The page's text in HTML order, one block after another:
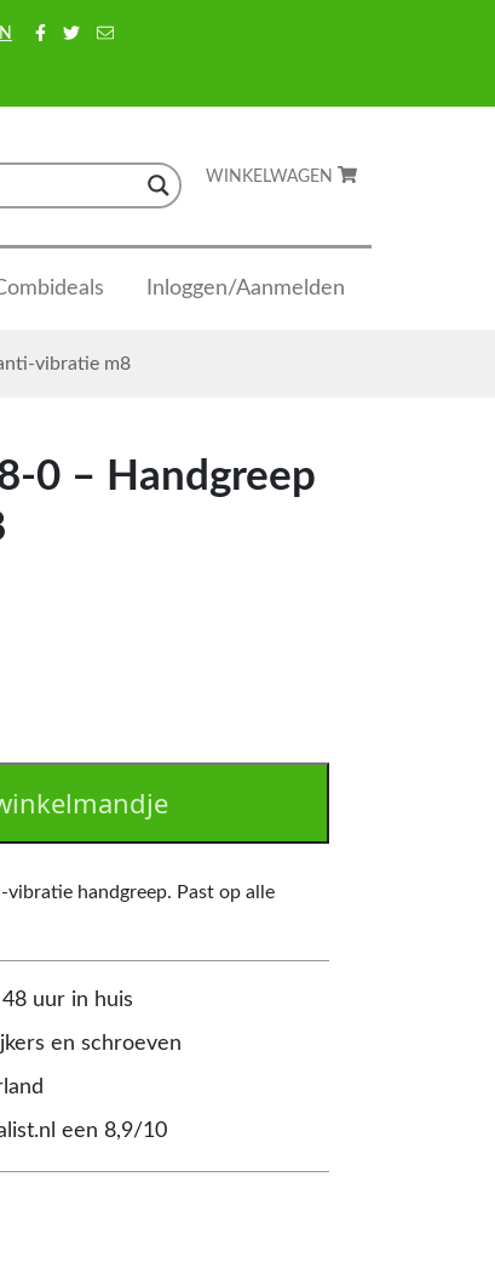
WINKELWAGEN
Inloggen/Aanmelden
vibratie m8
0 – Handgreep
handgreep. Past op alle
uur in huis
en schroeven
een 8,9/10